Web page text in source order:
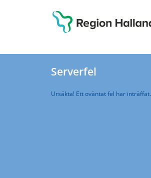
Serverfel
Ursäkta! Ett oväntat fel har inträffat.